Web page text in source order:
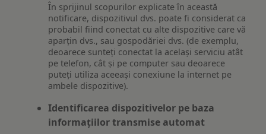
În sprijinul scopurilor explicate în această
notificare, dispozitivul dvs. poate fi considerat ca
probabil fiind conectat cu alte dispozitive care vă
aparțin dvs., sau gospodăriei dvs. (de exemplu,
deoarece sunteți conectat la același serviciu atât
pe telefon, cât și pe computer sau deoarece
puteți utiliza aceeași conexiune la internet pe
ambele dispozitive).
Identificarea dispozitivelor pe baza
informațiilor transmise automat